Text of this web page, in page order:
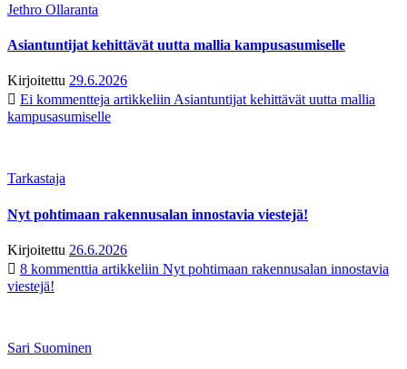
Jethro Ollaranta
Asiantuntijat kehittävät uutta mallia kampusasumiselle
Kirjoitettu 29.6.2026
Ei kommentteja artikkeliin Asiantuntijat kehittävät uutta mallia
kampusasumiselle
Tarkastaja
Nyt pohtimaan rakennusalan innostavia viestejä!
Kirjoitettu 26.6.2026
8 kommenttia artikkeliin Nyt pohtimaan rakennusalan innostavia
viestejä!
Sari Suominen